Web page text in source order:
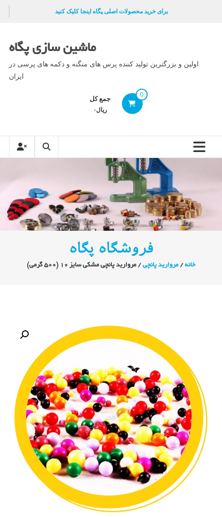
برای خرید محصولات اصلی پگاه اینجا کلیک کنید
ماشین سازی پگاه
اولین و بزرگترین تولید کننده پرس های منگنه و دکمه های پرسی در
ایران
0 جمع کل
ریال۰
فروشگاه پگاه
خانه / مروارید پانچی / مروارید پانچی مشکی سایز 10 (500 گرمی)